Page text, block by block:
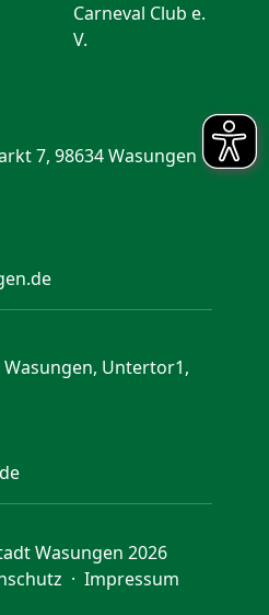
Carneval Club e.
V.
7, 98634 Wasungen
Untertor1,
Wasungen 2026
· Impressum